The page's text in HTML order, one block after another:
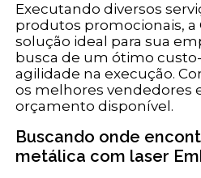
Executando diversos
produtos promocionais, a
solução ideal para sua
busca de um ótimo
agilidade na execução.
os melhores vendedores
orçamento disponível.
Buscando onde
metálica com laser